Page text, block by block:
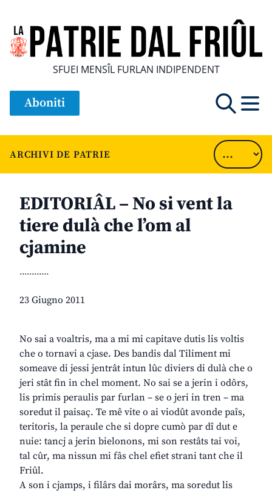
SFUEI MENSÎL FURLAN INDIPENDENT
Aboniti
ARCHIVI DE PATRIE
EDITORIÂL – No si vent la
tiere dulà che l’om al
cjamine
............
23 Giugno 2011
No sai a voaltris, ma a mi mi capitave dutis lis voltis
che o tornavi a cjase. Des bandis dal Tiliment mi
someave di jessi jentrât intun lûc diviers di dulà che o
jeri stât fin in chel moment. No sai se a jerin i odôrs,
lis primis peraulis par furlan – se o jeri in tren – ma
soredut il paisaç. Te mê vite o ai viodût avonde paîs,
teritoris, la peraule che si dopre cumò par dî dut e
nuie: tancj a jerin bielonons, mi son restâts tai voi,
tal cûr, ma nissun mi fâs chel efiet strani tant che il
Friûl.
A son i cjamps, i filârs dai morârs, ma soredut lis